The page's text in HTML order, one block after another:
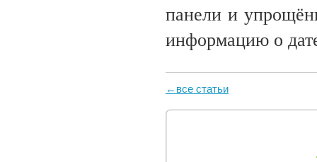
панели и
информацию о
←все статьи